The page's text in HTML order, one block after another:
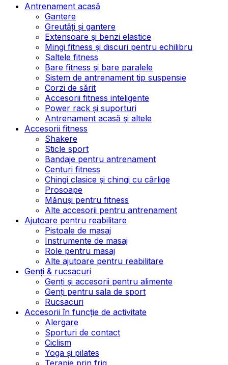
Antrenament acasă
Gantere
Greutăți și gantere
Extensoare și benzi elastice
Mingi fitness și discuri pentru echilibru
Saltele fitness
Bare fitness și bare paralele
Sistem de antrenament tip suspensie
Corzi de sărit
Accesorii fitness inteligente
Power rack și suporturi
Antrenament acasă și altele
Accesorii fitness
Shakere
Sticle sport
Bandaje pentru antrenament
Centuri fitness
Chingi clasice și chingi cu cârlige
Prosoape
Mănuși pentru fitness
Alte accesorii pentru antrenament
Ajutoare pentru reabilitare
Pistoale de masaj
Instrumente de masaj
Role pentru masaj
Alte ajutoare pentru reabilitare
Genți & rucsacuri
Genți și accesorii pentru alimente
Genți pentru sala de sport
Rucsacuri
Accesorii în funcție de activitate
Alergare
Sporturi de contact
Ciclism
Yoga și pilates
Terapie prin frig